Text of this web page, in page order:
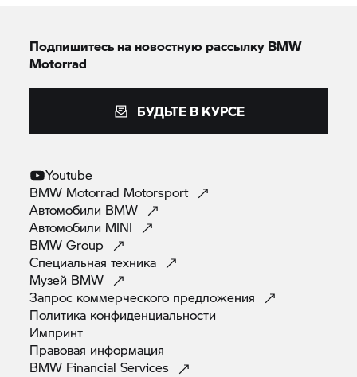
Подпишитесь на новостную рассылку BMW
Motorrad
БУДЬТЕ В КУРСЕ
Youtube
BMW Motorrad Motorsport
Автомобили BMW
Автомобили MINI
BMWGroup
Специальнаятехника
Музей BMW
Запрос коммерческого предложения
Политика конфиденциальности
Импринт
Правовая информация
BMW FinancialServices